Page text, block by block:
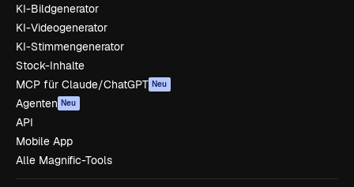
KI-Bildgenerator
KI-Videogenerator
KI-Stimmengenerator
Stock-Inhalte
MCP für Claude/ChatGPT Neu
Agenten Neu
API
Mobile App
Alle Magnific-Tools